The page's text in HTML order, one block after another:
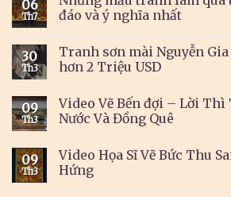
06
Th7
đáo và ý nghĩa nhất
30
Th3
Tranh sơn mài Nguyễn
hơn 2 Triệu USD
09
Th3
Video Vẽ Bến đợi – Lời Thì
Nước Và Đồng Quê
09
Th3
Video Họa Sĩ Vẽ Bức Thu
Hứng